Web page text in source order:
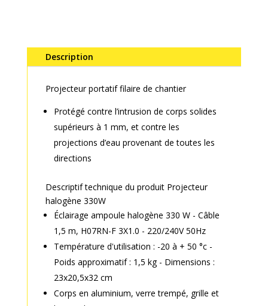
Description
Projecteur portatif filaire de chantier
Protégé contre l’intrusion de corps solides
supérieurs à 1 mm, et contre les
projections d’eau provenant de toutes les
directions
Descriptif technique du produit Projecteur
halogène 330W
Éclairage ampoule halogène 330 W - Câble
1,5 m, H07RN-F 3X1.0 - 220/240V 50Hz
Température d'utilisation : -20 à + 50 °c -
Poids approximatif : 1,5 kg - Dimensions :
23x20,5x32 cm
Corps en aluminium, verre trempé, grille et